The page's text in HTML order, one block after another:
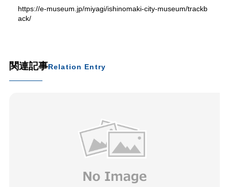
https://e-museum.jp/miyagi/ishinomaki-city-museum/trackb
ack/
関連記事Relation Entry